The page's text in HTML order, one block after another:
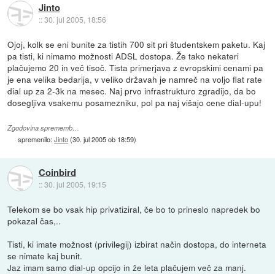
Jinto
::30. jul 2005, 18:56
Ojoj, kolk se eni bunite za tistih 700 sit pri študentskem paketu. Kaj
pa tisti, ki nimamo možnosti ADSL dostopa. Že tako nekateri
plačujemo 20 in več tisoč. Tista primerjava z evropskimi cenami pa
je ena velika bedarija, v veliko državah je namreč na voljo flat rate
dial up za 2-3k na mesec. Naj prvo infrastrukturo zgradijo, da bo
dosegljiva vsakemu posamezniku, pol pa naj višajo cene dial-upu!
Zgodovina sprememb…
spremenilo:Jinto(30. jul 2005 ob 18:59)
Coinbird
::30. jul 2005, 19:15
Telekom se bo vsak hip privatiziral, če bo to prineslo napredek bo
pokazal čas,..
Tisti, ki imate možnost (privilegij) izbirat način dostopa, do interneta
se nimate kaj bunit.
Jaz imam samo dial-up opcijo in že leta plačujem več za manj.